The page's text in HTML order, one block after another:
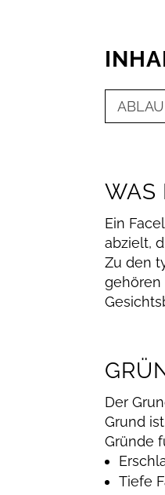
WAS
Ein
abzielt,
Zu den
gehören
Der
Grund
Gründe
Tiefe